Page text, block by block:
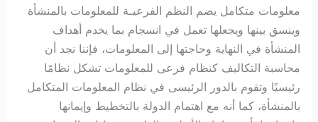
معلومات متكامل يضم النظم الفرعيـة للمعلومات بالمنشأة
وينسق بينها ويجعلها تعمل في انسجام بما يخدم أهداف
المنشأة في النهاية وحاجتها إلى المعلومات، فإننا نجد أن
محاسبة التكاليف كنظام فرعى للمعلومات تشكل نظامًا
رئيسيًا وتقوم بالدور الرئيسى في نظام المعلومات المتكامل
بالمنشأة، كما أنه مع اهتمام الدولة بالتخطيط وإيمانها